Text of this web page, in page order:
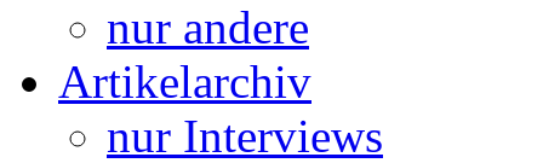
nur andere
Artikelarchiv
nur Interviews